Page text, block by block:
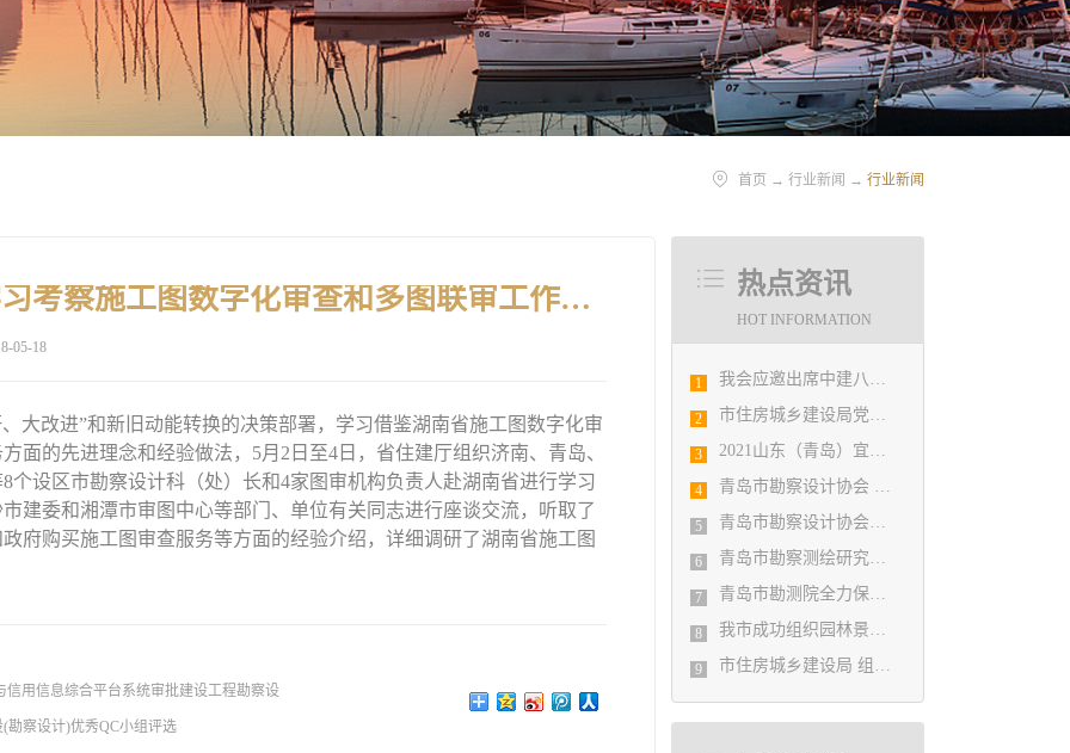
首页 → 行业新闻 → 行业新闻
热点资讯
HOT INFORMATION
1 我会应邀出席中建八局四公司设计管理研究院揭牌仪式
2 市住房城乡建设局党组书记、局长陈勇调研市勘察设计协会及所属审图机构
3 2021山东（青岛）宜居博览会盛大开幕
4 青岛市勘察设计协会 第五届二次会员代表大会纪要
5 青岛市勘察设计协会党支部召开党史学习教育专题组织生活会
6 青岛市勘察测绘研究院参加第29届国际制图大会并荣获3项国际大奖
7 青岛市勘测院全力保障自然灾害普查区县级质检汇交工作
8 我市成功组织园林景观设计创意职业技能竞赛
9 市住房城乡建设局 组织设计人员能力提升培训会
省住建厅组织赴湖南省学习考察施工图数字化审查和多图联审工作经验
05-18
大改进”和新旧动能转换的决策部署，学习借鉴湖南省施工图数字化审
面的先进理念和经验做法，5月2日至4日，省住建厅组织济南、青岛、
个设区市勘察设计科（处）长和4家图审机构负责人赴湖南省进行学习
建委和湘潭市审图中心等部门、单位有关同志进行座谈交流，听取了
府购买施工图审查服务等方面的经验介绍，详细调研了湖南省施工图
用信息综合平台系统审批建设工程勘察设
勘察设计)优秀QC小组评选